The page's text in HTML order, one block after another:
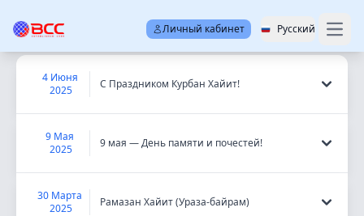
Личный кабинет Русский
НОВОСТИ
4 Июня
2025
С Праздником Курбан Хайит!
9 Мая
2025
9 мая — День памяти и почестей!
30 Марта
2025
Рамазан Хайит (Ураза-байрам)